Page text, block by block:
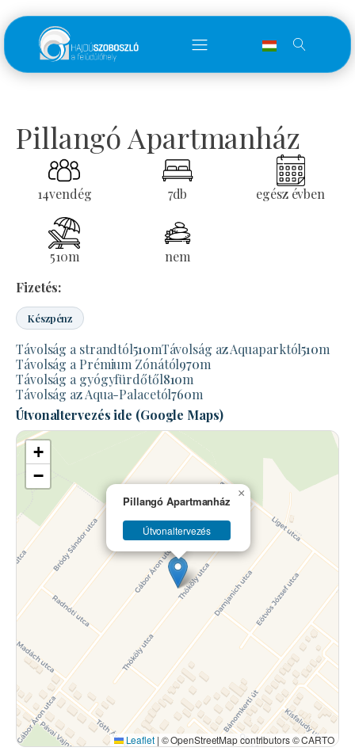
Pillangó Apartmanház
14vendég 7db egész évben
510m
nem
Fizetés:
Készpénz
Távolság a strandtól510mTávolság az Aquaparktól510m
Távolság a Prémium Zónától970m
Távolság a gyógyfürdőtől810m
Távolság az Aqua-Palacetól760m
Útvonaltervezés ide (Google Maps)
Pillangó Apartmanház
Útvonaltervezés
×
+
−
Leaflet | © OpenStreetMap contributors © CARTO